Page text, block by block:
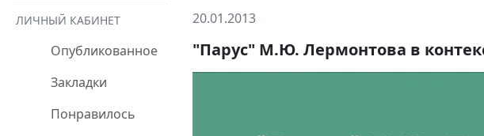
ЛИЧНЫЙ КАБИНЕТ
Опубликованное
Закладки
Понравилось
20.01.2013
"Парус" М.Ю. Лермонтова в